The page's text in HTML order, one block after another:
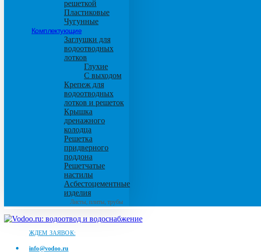
решеткой
Пластиковые
Чугунные
Комплектующие
Заглушки для
водоотводных
лотков
Глухие
С выходом
Крепеж для
водоотводных
лотков и решеток
Крышка
дренажного
колодца
Решетка
придверного
поддона
Решетчатые
настилы
Асбестоцементные
изделия
Листы, плиты, трубы
ЖДЕМ ЗАЯВОК:
info@vodoo.ru